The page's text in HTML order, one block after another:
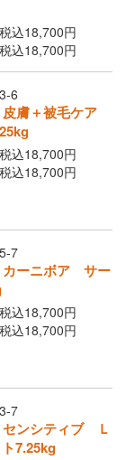
用ガイド
税込18,700円
税込18,700円
6
膚＋被毛ケア
税込18,700円
税込18,700円
7
ーニボア サー
税込18,700円
税込18,700円
7
ンシティブ Ｌ
7.25kg